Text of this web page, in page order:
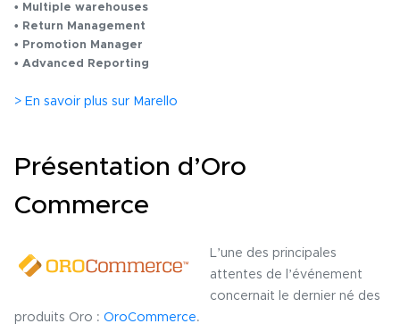
• Multiple warehouses
• Return Management
• Promotion Manager
• Advanced Reporting
> En savoir plus sur Marello
Présentation d’Oro
Commerce
L’une des principales
attentes de l’événement
concernait le dernier né des
produits Oro : OroCommerce.